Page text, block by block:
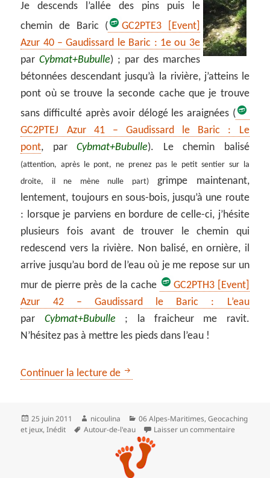
Je descends l’allée des pins puis le
chemin de Baric (
GC2PTE3 [Event]
Azur 40 – Gaudissard le Baric : 1e ou 3e
parCybmat+Bubulle) ; par des marches
bétonnées descendant jusqu’à la rivière, j’atteins le
pont où se trouve la seconde cache que je trouve
sans difficulté après avoir délogé les araignées (
GC2PTEJ Azur 41 – Gaudissard le Baric : Le
pont, parCybmat+Bubulle). Le chemin balisé
(attention, après le pont, ne prenez pas le petit sentier sur la
droite, il ne mène nulle part)grimpe maintenant,
lentement, toujours en sous-bois, jusqu’à une route
: lorsque je parviens en bordure de celle-ci, j’hésite
plusieurs fois avant de trouver le chemin qui
redescend vers la rivière. Non balisé, en ornière, il
arrive jusqu’au bord de l’eau où je me repose sur un
mur de pierre près de la cache
GC2PTH3 [Event]
Azur 42 – Gaudissard le Baric : L’eau
par Cybmat+Bubulle ; la fraicheur me ravit.
N’hésitez pas à mettre les pieds dans l’eau !
Continuer la lecture de Petite boucle dans le bois
Publié
le
25 juin 2011 Auteur
nicoulina Catégories
06 Alpes-Maritimes,Geocaching
et jeux,Inédit Mots-
clés
Autour-de-l'eau Laisser un commentaire sur